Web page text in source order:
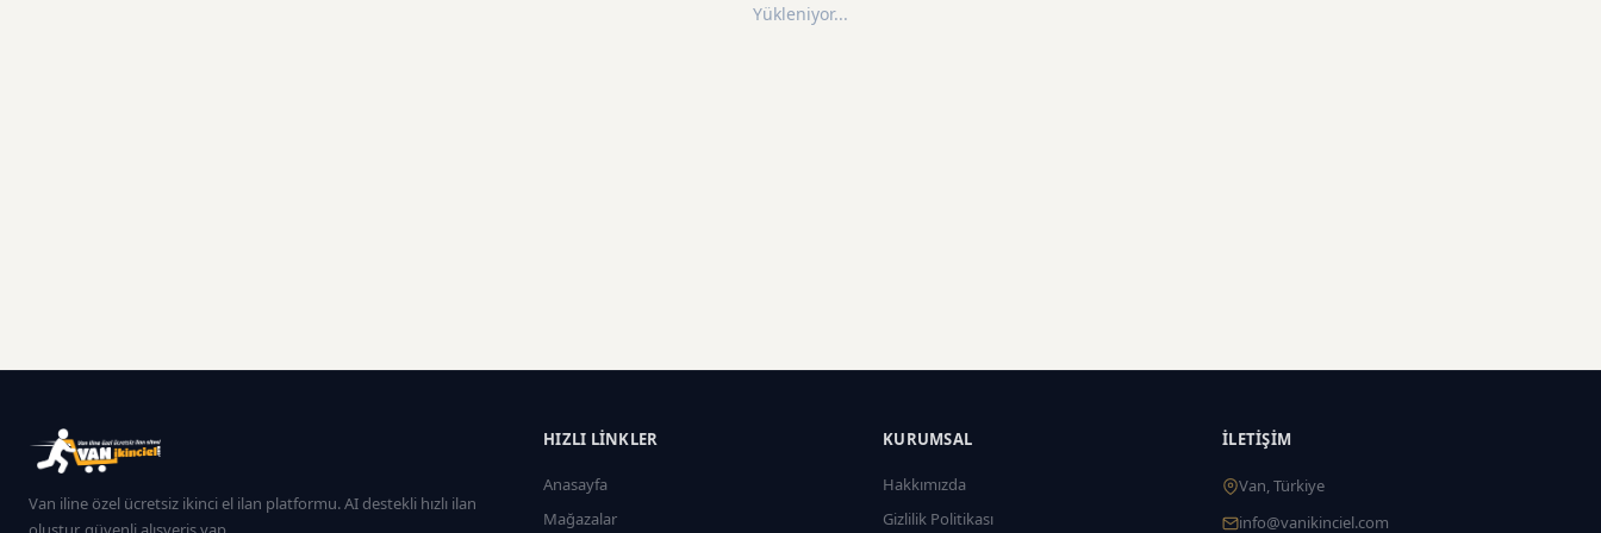
Yükleniyor...
Van iline özel ücretsiz ikinci el ilan platformu. AI destekli hızlı ilan
HIZLI LINKLER
Anasayfa
Mağazalar
KURUMSAL
Hakkımızda
Gizlilik Politikası
İLETIŞIM
Van, Türkiye
info@vanikinciel.com